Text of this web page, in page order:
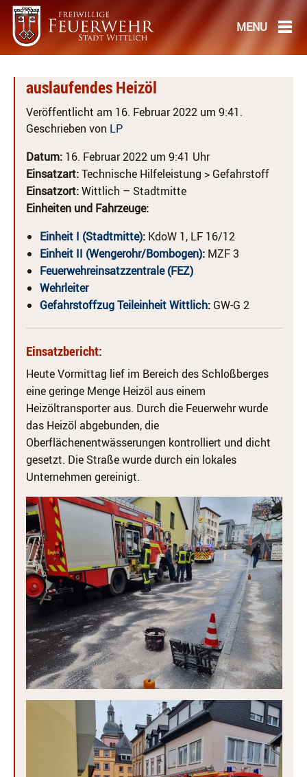
auslaufendes Heizöl
Veröffentlicht am 16. Februar 2022 um 9:41.
Geschrieben von LP
Datum: 16. Februar 2022 um 9:41 Uhr
Einsatzart:Technische Hilfeleistung > Gefahrstoff
Einsatzort:Wittlich – Stadtmitte
Einheiten und Fahrzeuge:
Einheit I (Stadtmitte): KdoW 1, LF 16/12
Einheit II (Wengerohr/Bombogen): MZF 3
Feuerwehreinsatzzentrale (FEZ)
Wehrleiter
Gefahrstoffzug Teileinheit Wittlich: GW-G 2
Einsatzbericht:
Heute Vormittag lief im Bereich des Schloßberges
eine geringe Menge Heizöl aus einem
Heizöltransporter aus. Durch die Feuerwehr wurde
das Heizöl abgebunden, die
Oberflächenentwässerungen kontrolliert und dicht
gesetzt. Die Straße wurde durch ein lokales
Unternehmen gereinigt.